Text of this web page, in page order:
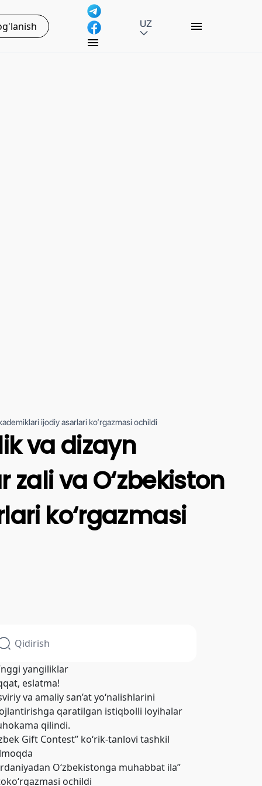
UZ
ijodiy asarlari ko‘rgazmasi ochildi
va dizayn
va O‘zbekiston
ko‘rgazmasi
yangiliklar
eslatma!
va amaliy san’at yo‘nalishlarini
qaratilgan istiqbolli loyihalar
qilindi.
Gift Contest” ko‘rik-tanlovi tashkil
O‘zbekistonga muhabbat ila”
ochildi